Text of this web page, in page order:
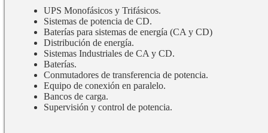
UPS Monofásicos y Trifásicos.
Sistemas de potencia de CD.
Baterías para sistemas de energía (CA y CD)
Distribución de energía.
Sistemas Industriales de CA y CD.
Baterías.
Conmutadores de transferencia de potencia.
Equipo de conexión en paralelo.
Bancos de carga.
Supervisión y control de potencia.